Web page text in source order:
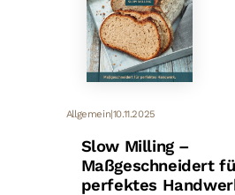
Allgemein|10.11.2025
Slow Milling –
Maßgeschneidert
perfektes